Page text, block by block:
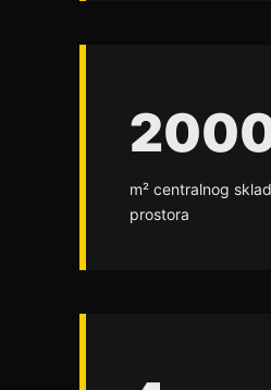
m² centralnog
prostora